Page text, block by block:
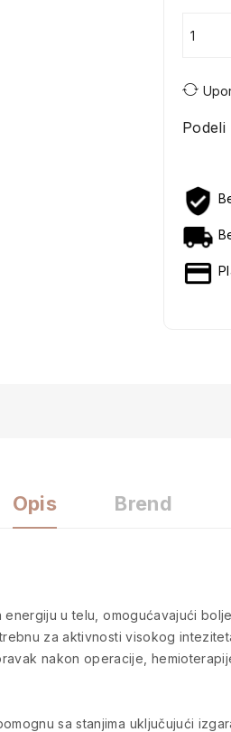
Podeli
Opis Brend
u telu, omogućavajući
za aktivnosti visokog
nakon operacije,
sa stanjima uključujući